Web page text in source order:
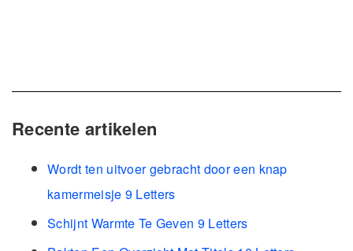
Recente artikelen
Wordt ten uitvoer gebracht door een knap
kamermeisje 9 Letters
Schijnt Warmte Te Geven 9 Letters